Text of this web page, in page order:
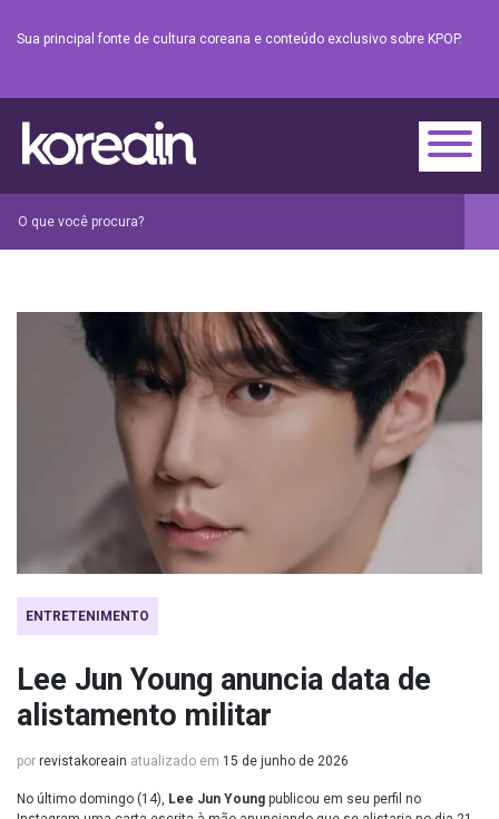
Sua principal fonte de cultura coreana e conteúdo exclusivo sobre KPOP.
ENTRETENIMENTO
Lee Jun Young anuncia data de
alistamento militar
por revistakoreain atualizado em 15 de junho de 2026
No último domingo (14), Lee Jun Young publicou em seu perfil no